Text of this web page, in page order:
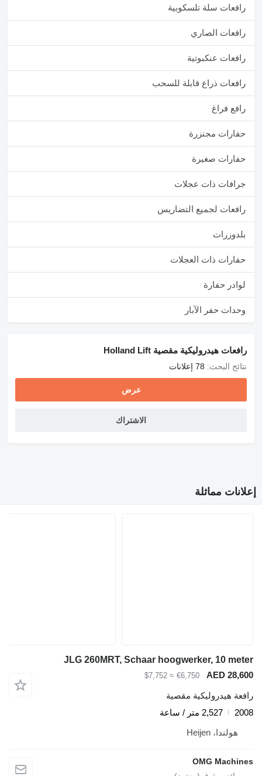
رافعات سلة تلسكوبية
رافعات الصاري
رافعات عنكبوتية
رافعات ذراع قابلة للسحب
رافع فراغ
حفارات مجنزرة
حفارات صغيرة
جرافات ذات عجلات
رافعات لجميع التضاريس
بلدوزرات
حفارات ذات العجلات
لوادر حفارة
وحدات حفر الآبار
رافعات هيدروليكية مقصية Holland Lift
نتائج البحث: 78 إعلانات
عرض
الاشتراك
إعلانات مماثلة
JLG 260MRT, Schaar hoogwerker, 10 meter
AED 28,600
€6,750
≈ $7,752
رافعة هيدروليكية مقصية
2008
2,527 متر / ساعة
هولندا، Heijen
OMG Machines